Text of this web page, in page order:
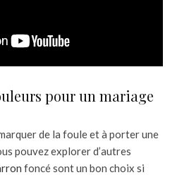
pour un mariage
de la foule et à porter une
pouvez explorer d’autres
foncé sont un bon choix si